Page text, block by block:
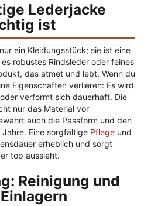
Lederjacke
ist
ein Kleidungsstück; sie ist eine
robustes Rindsleder oder feines
das atmet und lebt. Wenn du
Eigenschaften verlieren: Es wird
verformt sich dauerhaft. Die
nur das Material vor
auch die Passform und den
Eine sorgfältige Pflege und
erheblich und sorgt
top aussieht.
Reinigung und